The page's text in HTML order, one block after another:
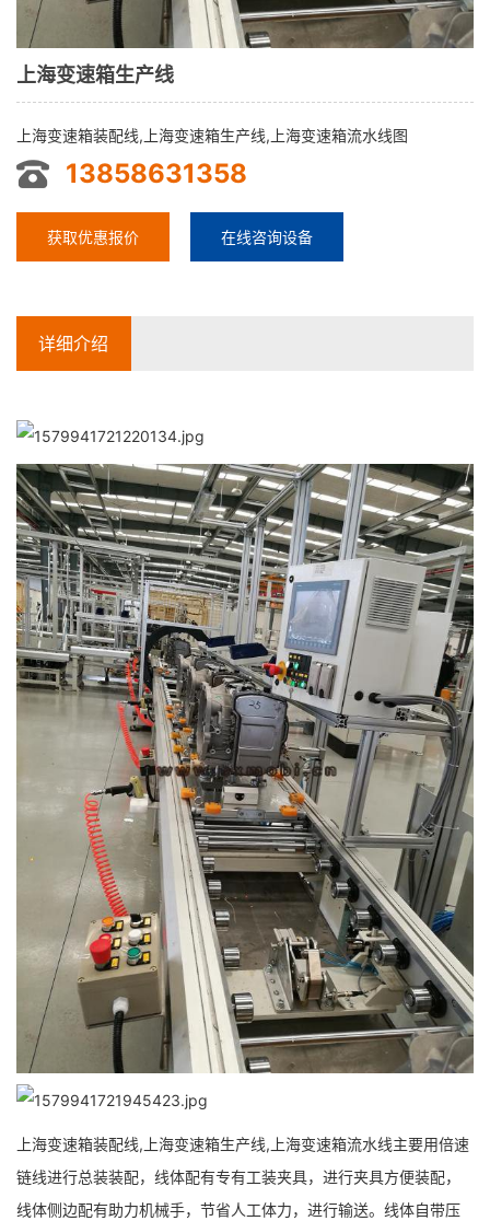
上海变速箱生产线
上海变速箱装配线,上海变速箱生产线,上海变速箱流水线图
13858631358
获取优惠报价 在线咨询设备
详细介绍
上海变速箱装配线,上海变速箱生产线,上海变速箱流水线主要用倍速
链线进行总装装配，线体配有专有工装夹具，进行夹具方便装配，
线体侧边配有助力机械手，节省人工体力，进行输送。线体自带压